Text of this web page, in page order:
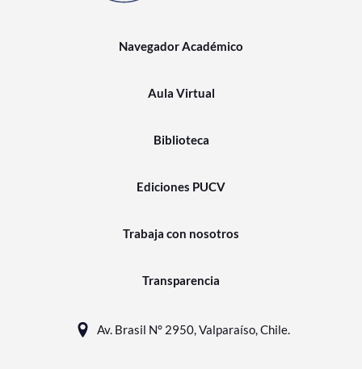
Navegador Académico
Aula Virtual
Biblioteca
Ediciones PUCV
Trabaja con nosotros
Transparencia
Av. Brasil N° 2950, Valparaíso, Chile.